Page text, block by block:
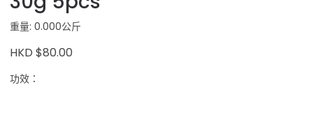
重量: 0.000公斤
HKD $80.00
功效：